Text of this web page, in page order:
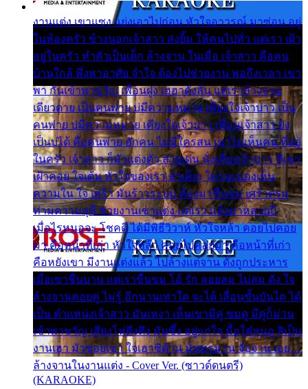
งานแต่ง เขาแซง แย่งเอาไปก่อน หัวใจอาวรณ์ มาซ่อน อยู่
ในห้องครัว ข้างนอกเจ้าสาว ส่งยิ้ม ให้คนไปทั่ว แต่เรา เฝ้า
อยู่ในครัว ทำตัวเป็นเด็ก ล้างจาน ในเมื่อ เจ้าสาว คือคน
บ้านใกล้ พึ่งพาอาศัย จำใจ ต้องไปช่วยงาน พอถึงเวลา เขา
พา กันเข้าพาขวัญ เพื่อนฝูง เฮฮาดังลั่น แต่เราล้างจาน
เดียวดาย เป็นคนพ่าย บ่มีความหมาย เคียงใจเจ้าบ่าว เป็น
คนพ่าย บ่มีความหมาย เคียงใจเจ้าบ่าว เพื่อนเจ้าสาว ยัง
เป็นบ่ได้ คือคนพ่าย ฮักคน ไม่มีใครสน เขาไม่เห็นคน ที่อยู่
ในครัว เจ้าสาว ก็มัวแต่งตัว สวยเด่น นั่งเคียงเจ้าบ่าว ที่เขา
เฝ้าคอย ใจเต้น หัวใจของเรา ลำเค็ญ ใครจะมองเห็น
ความใน ใจ เศร้า มันร้าวระบม ต้องมาขื่นขม เศร้าตรม
ท่ามความสุขี ช่วยงานเขาแต่ง แต่เรา แล้งมาหลายปี
เมื่อไรหนอจะ โชคดี ได้มีพิธีวิวาห์ หัวใจหล้า คอยไปคอย
มา คือหน้าที่เก่า หัวใจหล้า คอยไปคอยมา คือหน้าที่เก่า
คือหยังเขา มีงานแต่งแล้ว ไปล้างแต่จาน ดั่งถูกประหาร
เมื่อเขาชื่นบาน แต่เราขื่นขม โอ้ รัก ลอยลม ไม่สม ดัง ใจ
ล้างจานคอยคู่ ไม่รู้ อีกนานเท่าใด จะได้ เลื่อนขั้นบันได ได้
เป็น ตำแหน่งเจ้าสาว มันเหงา เห็นเขามีคู่ ซมดู มีคู่ก็ม่วน
เข้าพาขวัญ เสียงโห่ตึงตึง มันซึ้ง อยู่แก่ใจ มื้อใด๋หนอ สิเป็น
งานเฮา มัวซอยเขา ใจเฮาซิด้าน มันทรมาน จับจาน เอย…
ล้างจานในงานแต่ง - Cover Ver. (ซาวด์ดนตรี)
(KARAOKE)